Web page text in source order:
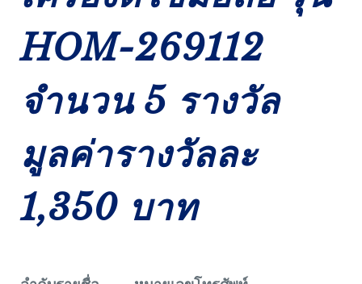
HOM-269112
จำนวน 5 รางวัล
มูลค่ารางวัลละ
1,350 บาท